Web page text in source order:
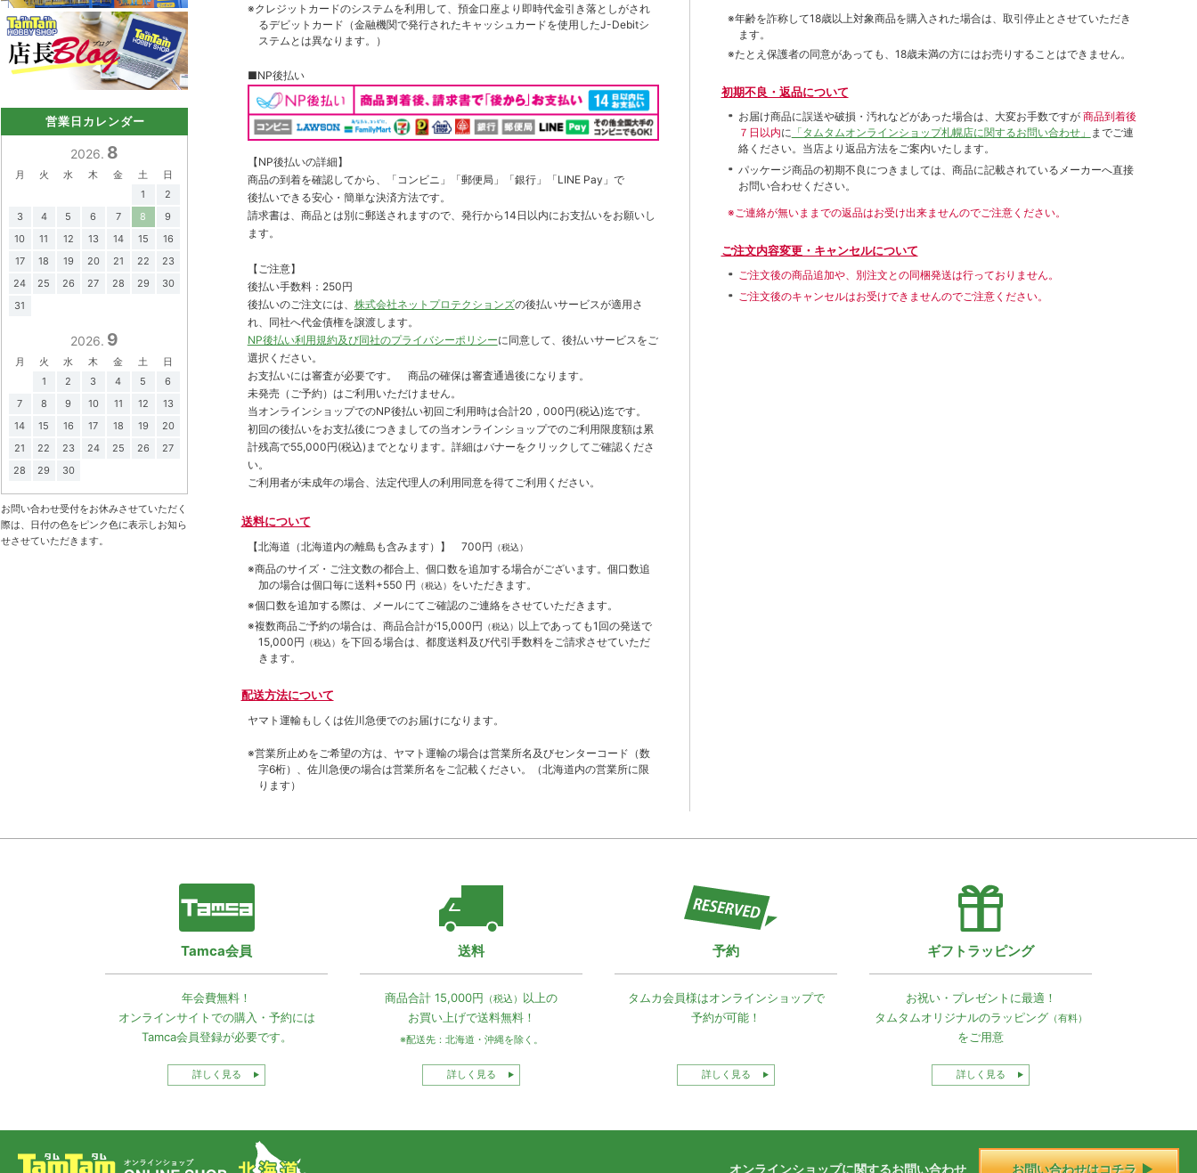
※クレジットカードのシステムを利用して、預金口座より即時代金引き落としがされ
るデビットカード（金融機関で発行されたキャッシュカードを使用したJ-Debitシ
ステムとは異なります。）
■NP後払い
【NP後払いの詳細】
商品の到着を確認してから、「コンビニ」「郵便局」「銀行」「LINE Pay」で
後払いできる安心・簡単な決済方法です。
請求書は、商品とは別に郵送されますので、発行から14日以内にお支払いをお願いし
ます。
【ご注意】
後払い手数料：250円
後払いのご注文には、 株式会社ネットプロテクションズの後払いサービスが適用さ
れ、同社へ代金債権を譲渡します。
NP後払い利用規約及び同社のプライバシーポリシーに同意して、後払いサービスをご
選択ください。
お支払いには審査が必要です。 商品の確保は審査通過後になります。
未発売（ご予約）はご利用いただけません。
当オンラインショップでのNP後払い初回ご利用時は合計20，000円(税込)迄です。
初回の後払いをお支払後につきましての当オンラインショップでのご利用限度額は累
計残高で55,000円(税込)までとなります。詳細はバナーをクリックしてご確認くださ
い。
ご利用者が未成年の場合、法定代理人の利用同意を得てご利用ください。
送料について
【北海道（北海道内の離島も含みます）】 700円 （税込）
※商品のサイズ・ご注文数の都合上、個口数を追加する場合がございます。個口数追
加の場合は個口毎に送料+550 円 （税込） をいただきます。
※個口数を追加する際は、メールにてご確認のご連絡をさせていただきます。
※複数商品ご予約の場合は、商品合計が15,000円 （税込） 以上であっても1回の発送で
15,000円 （税込） を下回る場合は、都度送料及び代引手数料をご請求させていただ
きます。
配送方法について
ヤマト運輸もしくは佐川急便でのお届けになります。
※営業所止めをご希望の方は、ヤマト運輸の場合は営業所名及びセンターコード（数
字6桁）、佐川急便の場合は営業所名をご記載ください。（北海道内の営業所に限
ります）
※年齢を詐称して18歳以上対象商品を購入された場合は、取引停止とさせていただき
ます。
※たとえ保護者の同意があっても、18歳未満の方にはお売りすることはできません。
初期不良・返品について
お届け商品に誤送や破損・汚れなどがあった場合は、大変お手数ですが 商品到着後
７日以内に 「タムタムオンラインショップ札幌店に関するお問い合わせ」 までご連
絡ください。当店より返品方法をご案内いたします。
パッケージ商品の初期不良につきましては、商品に記載されているメーカーへ直接
お問い合わせください。
※ご連絡が無いままでの返品はお受け出来ませんのでご注意ください。
ご注文内容変更・キャンセルについて
ご注文後の商品追加や、別注文との同梱発送は行っておりません。
ご注文後のキャンセルはお受けできませんのでご注意ください。
営業日カレンダー
2026. 8
月 火 水 木 金 土
日
1
2
3
4 5 6 7 8
9
10
11 12 13 14 15
16
17
18 19 20 21 22
23
24
25 26 27 28 29
30
31
2026. 9
月 火 水 木 金 土
日
1
2 3 4 5
6
7
8 9 10 11 12
13
14
15 16 17 18 19
20
21
22 23 24 25 26
27
28
29 30
お問い合わせ受付をお休みさせていただく
際は、日付の色をピンク色に表示しお知ら
せさせていただきます。
Tamca会員
年会費無料！
オンラインサイトでの購入・予約には
Tamca会員登録が必要です。
詳しく見る
送料
商品合計 15,000円 （税込） 以上の
お買い上げで送料無料！
※配送先：北海道・沖縄を除く。
詳しく見る
予約
タムカ会員様はオンラインショップで
予約が可能！
詳しく見る
ギフトラッピング
お祝い・プレゼントに最適！
タムタムオリジナルのラッピング（有料）
をご用意
詳しく見る
オンラインショップに関するお問い合わせ お問い合わせはコチラ